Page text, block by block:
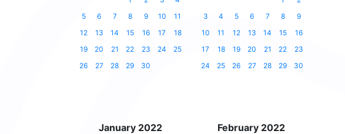
5
6 7 8 9 10
11
12
13 14 15 16 17
18
19
20 21 22 23 24
25
26
27 28 29 30
3
4 5 6 7 8
9
10
11 12 13 14 15
16
17
18 19 20 21 22
23
24
25 26 27 28 29 30
January 2022 February 2022